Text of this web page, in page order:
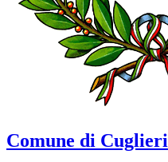
Comune di Cuglieri